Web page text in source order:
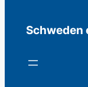
Schweden